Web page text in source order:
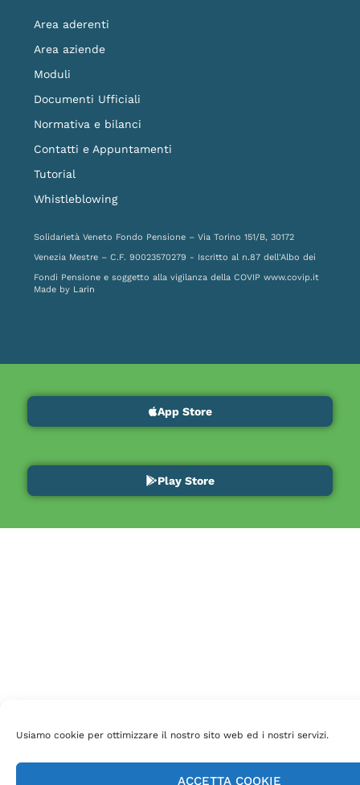
Usiamo cookie per ottimizzare il nostro sito web ed i nostri servizi.
ACCETTA COOKIE
Area aderenti
Area aziende
Moduli
Documenti Ufficiali
Normativa e bilanci
Contatti e Appuntamenti
Tutorial
Whistleblowing
Solidarietà Veneto Fondo Pensione – Via Torino 151/B, 30172
Venezia Mestre – C.F. 90023570279 - Iscritto al n.87 dell'Albo dei
Fondi Pensione e soggetto alla vigilanza della COVIP www.covip.it
Made by Larin
App Store
Play Store